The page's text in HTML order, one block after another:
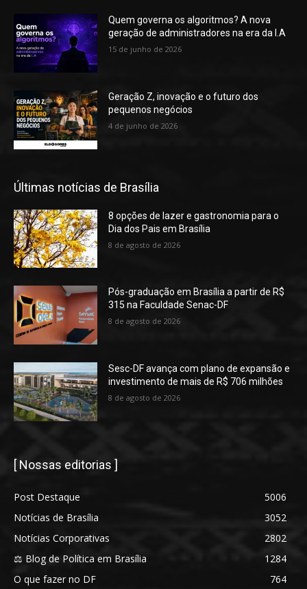
Quem governa os algoritmos? A nova
geração de administradores na era da I.A
15 de junho de 2026
Geração Z, inovação e o futuro dos
pequenos negócios
4 de junho de 2026
Últimas notícias de Brasília
8 opções de lazer e gastronomia para o
Dia dos Pais em Brasília
8 de agosto de 2026
Pós-graduação em Brasília a partir de R$
315 na Faculdade Senac-DF
8 de agosto de 2026
Sesc-DF avança com plano de expansão e
investimento de mais de R$ 706 milhões
8 de agosto de 2026
[ Nossas editorias ]
Post Destaque
5006
Notícias de Brasília
3052
Notícias Corporativas
2802
⚖️ Blog de Política em Brasília
1284
O que fazer no DF
764